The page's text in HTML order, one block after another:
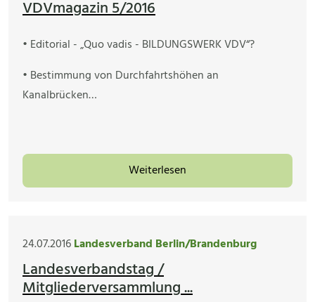
VDVmagazin 5/2016
• Editorial - „Quo vadis - BILDUNGSWERK VDV“?
• Bestimmung von Durchfahrtshöhen an
Kanalbrücken…
Weiterlesen
24.07.2016Landesverband Berlin/Brandenburg
Landesverbandstag /
Mitgliederversammlung ...